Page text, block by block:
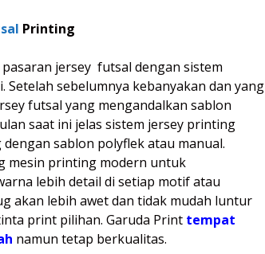
Printing
jersey futsal dengan sistem
Setelah sebelumnya kebanyakan dan yang
futsal yang mengandalkan sablon
saat ini jelas sistem jersey printing
sablon polyflek atau manual.
mesin printing modern untuk
lebih detail di setiap motif atau
akan lebih awet dan tidak mudah luntur
print pilihan. Garuda Print tempat
namun tetap berkualitas.